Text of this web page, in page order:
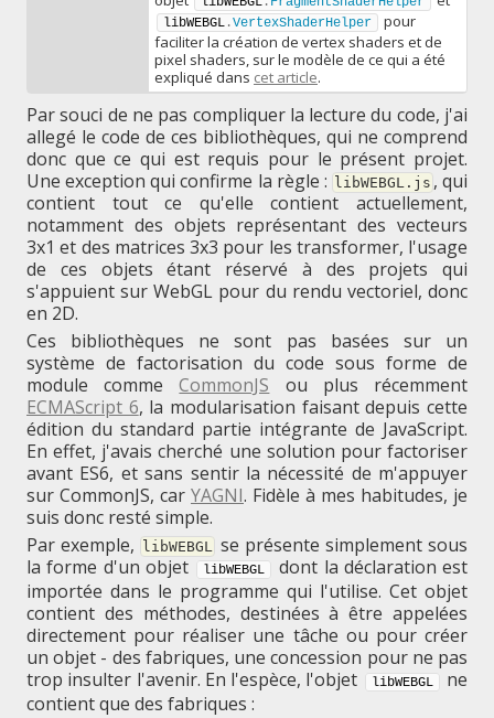
libWEBGL .VertexShaderHelper
pour
faciliter la création de vertex shaders et de
pixel shaders, sur le modèle de ce qui a été
expliqué dans cet article.
Par souci de ne pas compliquer la lecture du code, j'ai
allegé le code de ces bibliothèques, qui ne comprend
donc que ce qui est requis pour le présent projet.
Une exception qui confirme la règle :
libWEBGL.js , qui
contient tout ce qu'elle contient actuellement,
notamment des objets représentant des vecteurs
3x1 et des matrices 3x3 pour les transformer, l'usage
de ces objets étant réservé à des projets qui
s'appuient sur WebGL pour du rendu vectoriel, donc
en 2D.
Ces bibliothèques ne sont pas basées sur un
système de factorisation du code sous forme de
module commeCommonJS ou plus récemment
ECMAScript 6, la modularisation faisant depuis cette
édition du standard partie intégrante de JavaScript.
En effet, j'avais cherché une solution pour factoriser
avant ES6, et sans sentir la nécessité de m'appuyer
sur CommonJS, car YAGNI. Fidèle à mes habitudes, je
suis donc resté simple.
Par exemple,
libWEBGL se présente simplement sous
la forme d'un objet
libWEBGL
dont la déclaration est
importée dans le programme qui l'utilise. Cet objet
contient des méthodes, destinées à être appelées
directement pour réaliser une tâche ou pour créer
un objet - des fabriques, une concession pour ne pas
trop insulter l'avenir. En l'espèce, l'objet
libWEBGL
ne
contient que des fabriques :